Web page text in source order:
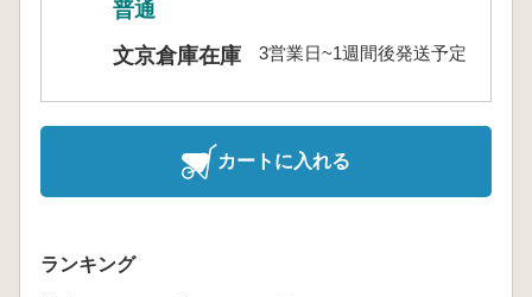
普通
文京倉庫在庫
3営業日~1週間後発送予定
カートに入れる
ランキング